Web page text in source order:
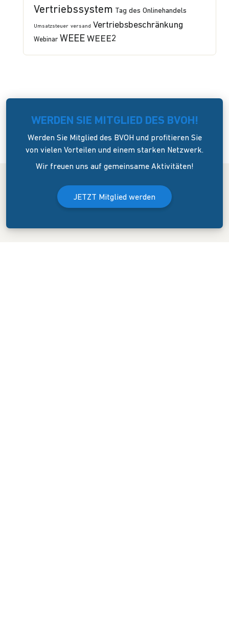
Vertriebssystem Tag des Onlinehandels
Umsatzsteuer versand Vertriebsbeschränkung
Webinar WEEE WEEE2
WERDEN SIE MITGLIED DES BVOH!
Werden Sie Mitglied des BVOH und profitieren Sie
von vielen Vorteilen und einem starken Netzwerk.
Wir freuen uns auf gemeinsame Aktivitäten!
JETZT Mitglied werden